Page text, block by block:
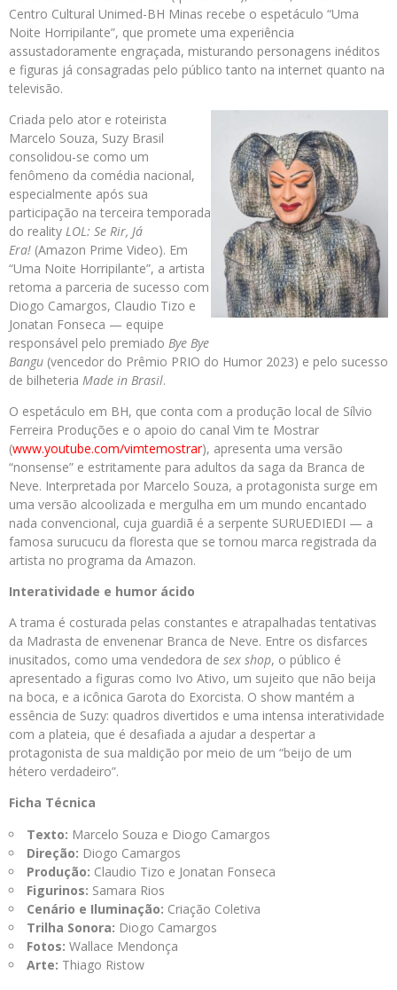
Centro Cultural Unimed-BH Minas recebe o espetáculo “Uma
Noite Horripilante”, que promete uma experiência
assustadoramente engraçada, misturando personagens inéditos
e figuras já consagradas pelo público tanto na internet quanto na
televisão.
Criada pelo ator e roteirista
Marcelo Souza, Suzy Brasil
consolidou-se como um
fenômeno da comédia nacional,
especialmente após sua
participação na terceira temporada
do reality LOL: Se Rir, Já
Era! (Amazon Prime Video). Em
“Uma Noite Horripilante”, a artista
retoma a parceria de sucesso com
Diogo Camargos, Claudio Tizo e
Jonatan Fonseca — equipe
responsável pelo premiado Bye Bye
Bangu (vencedor do Prêmio PRIO do Humor 2023) e pelo sucesso
de bilheteria Made in Brasil.
O espetáculo em BH, que conta com a produção local de Sílvio
Ferreira Produções e o apoio do canal Vim te Mostrar
(www.youtube.com/vimtemostrar), apresenta uma versão
“nonsense” e estritamente para adultos da saga da Branca de
Neve. Interpretada por Marcelo Souza, a protagonista surge em
uma versão alcoolizada e mergulha em um mundo encantado
nada convencional, cuja guardiã é a serpente SURUEDIEDI — a
famosa surucucu da floresta que se tornou marca registrada da
artista no programa da Amazon.
Interatividade e humor ácido
A trama é costurada pelas constantes e atrapalhadas tentativas
da Madrasta de envenenar Branca de Neve. Entre os disfarces
inusitados, como uma vendedora de sex shop, o público é
apresentado a figuras como Ivo Ativo, um sujeito que não beija
na boca, e a icônica Garota do Exorcista. O show mantém a
essência de Suzy: quadros divertidos e uma intensa interatividade
com a plateia, que é desafiada a ajudar a despertar a
protagonista de sua maldição por meio de um “beijo de um
hétero verdadeiro”.
Ficha Técnica
Texto: Marcelo Souza e Diogo Camargos
Direção: Diogo Camargos
Produção: Claudio Tizo e Jonatan Fonseca
Figurinos: Samara Rios
Cenário e Iluminação: Criação Coletiva
Trilha Sonora: Diogo Camargos
Fotos: Wallace Mendonça
Arte: Thiago Ristow